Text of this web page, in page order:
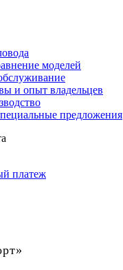
моделей
и опыт владельцев
предложения
платеж